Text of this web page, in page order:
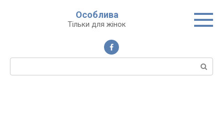
Особлива
Тільки для жінок
Пошук: